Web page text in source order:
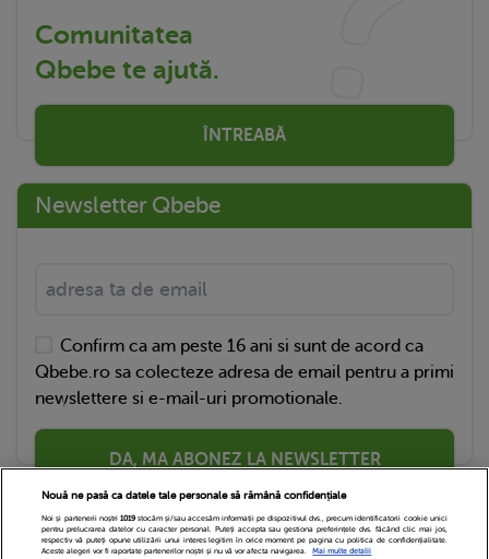
Comunitatea
Qbebe te ajută.
ÎNTREABĂ
Newsletter Qbebe
Confirm ca am peste 16 ani si sunt de acord ca
Qbebe.ro sa colecteze adresa de email pentru a primi
newslettere si e-mail-uri promotionale.
DA, MA ABONEZ LA NEWSLETTER
Nouă ne pasă ca datele tale personale să rămână confidențiale
Noi și partenerii noștri 1019stocăm și/sau accesăm informații pe dispozitivul dvs., precum identificatorii cookie unici
pentru prelucrarea datelor cu caracter personal. Puteți accepta sau gestiona preferințele dvs. făcând clic mai jos,
respectiv vă puteți opune utilizării unui interes legitim în orice moment pe pagina cu politica de confidențialitate.
Aceste alegeri vor fi raportate partenerilor noștri și nu vă vor afecta navigarea.
Mai multe detalii